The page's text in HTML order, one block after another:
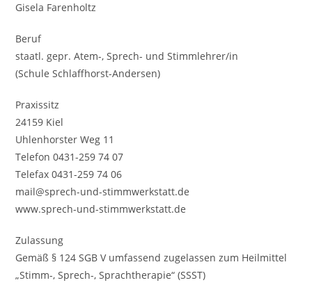
Gisela Farenholtz
Beruf
staatl. gepr. Atem-, Sprech- und Stimmlehrer/in
(Schule Schlaffhorst-Andersen)
Praxissitz
24159 Kiel
Uhlenhorster Weg 11
Telefon 0431-259 74 07
Telefax 0431-259 74 06
mail@sprech-und-stimmwerkstatt.de
www.sprech-und-stimmwerkstatt.de
Zulassung
Gemäß § 124 SGB V umfassend zugelassen zum Heilmittel
„Stimm-, Sprech-, Sprachtherapie“ (SSST)